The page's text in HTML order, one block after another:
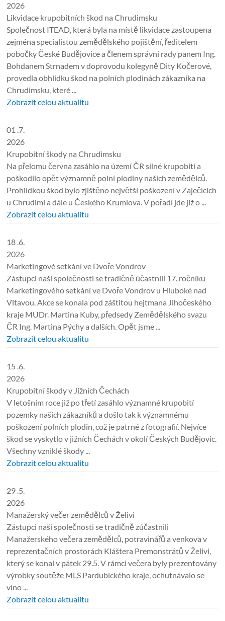
2026
Likvidace krupobitních škod na Chrudimsku
Společnost ITEAD, která byla na místě likvidace zastoupena
zejména specialistou zemědělského pojištění, ředitelem
pobočky České Budějovice a členem správní rady panem Ing.
Bohdanem Strnadem v doprovodu kolegyně Dity Kočerové,
provedla obhlídku škod na polních plodinách zákazníka na
Chrudimsku, které ...
Zobrazit celou aktualitu
01 .7.
2026
Krupobitní škody na Chrudimsku
Na přelomu června zasáhlo na území ČR silné krupobití a
poškodilo opět významně polní plodiny našich zemědělců.
Prohlídkou škod bylo zjištěno největší poškození v Zaječicích
u Chrudimi a dále u Českého Krumlova. V pořadí jde již o ...
Zobrazit celou aktualitu
18 .6.
2026
Marketingové setkání ve Dvoře Vondrov
Zástupci naší společnosti se tradičně účastnili 17. ročníku
Marketingového setkání ve Dvoře Vondrov u Hluboké nad
Vltavou. Akce se konala pod záštitou hejtmana Jihočeského
kraje MUDr. Martina Kuby, předsedy Zemědělského svazu
ČR Ing. Martina Pýchy a dalších. Opět jsme ...
Zobrazit celou aktualitu
15 .6.
2026
Krupobitní škody v Jižních Čechách
V letošním roce již po třetí zasáhlo významné krupobití
pozemky našich zákazníků a došlo tak k významnému
poškození polních plodin, což je patrné z fotografií. Nejvíce
škod se vyskytlo v jižních Čechách v okolí Českých Budějovic.
Všechny vzniklé škody ...
Zobrazit celou aktualitu
29 .5.
2026
Manažerský večer zemědělců v Želivi
Zástupci naší společnosti se tradičně zúčastnili
Manažerského večera zemědělců, potravinářů a venkova v
reprezentačních prostorách Kláštera Premonstrátů v Želivi,
který se konal v pátek 29.5. V rámci večera byly prezentovány
výrobky soutěže MLS Pardubického kraje, ochutnávalo se
víno ...
Zobrazit celou aktualitu